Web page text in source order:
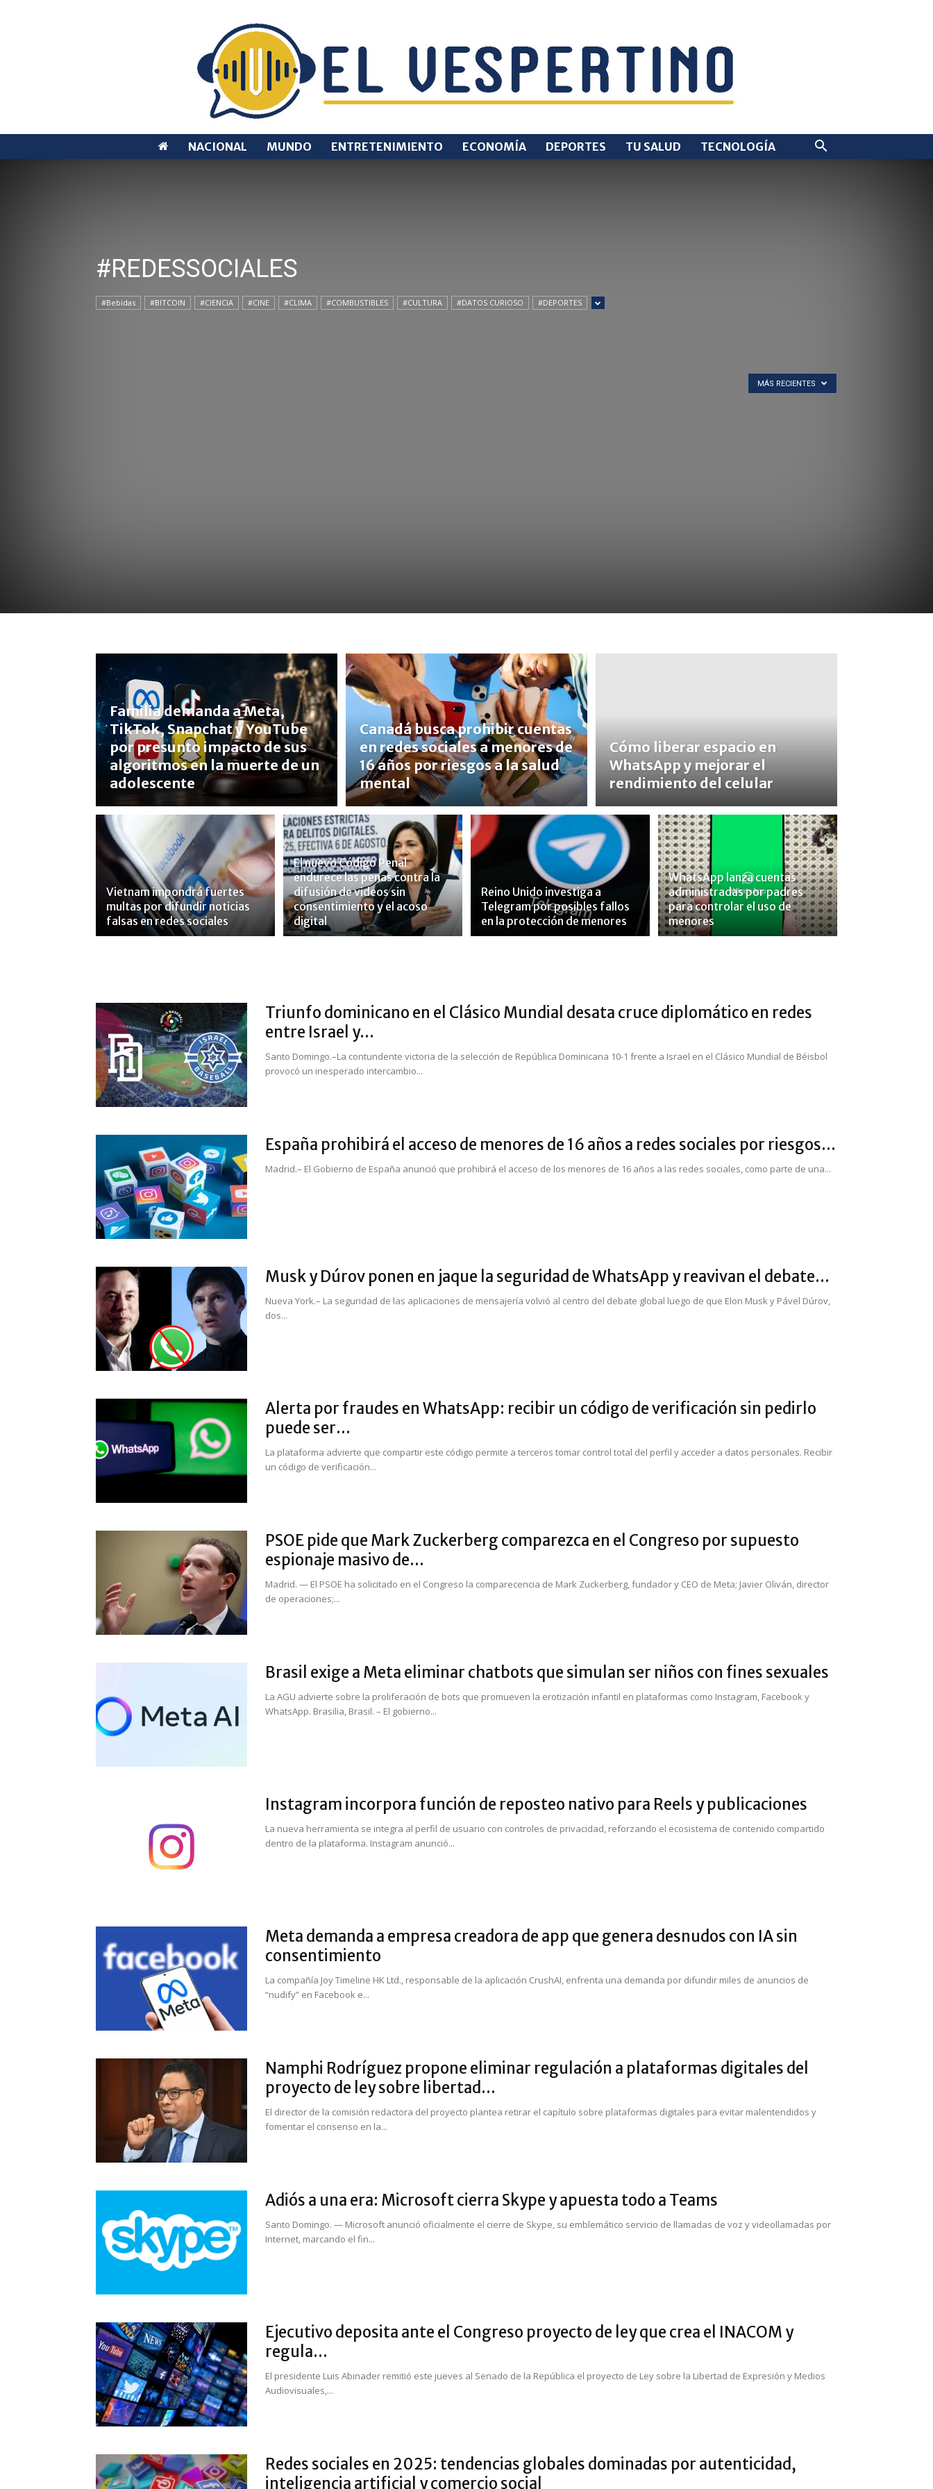
NACIONAL MUNDO ENTRETENIMIENTO ECONOMÍA DEPORTES TU SALUD TECNOLOGÍA
#REDESSOCIALES
#Bebidas #BITCOIN #CIENCIA #CINE #CLIMA #COMBUSTIBLES #CULTURA #DATOS CURIOSO #DEPORTES
MÁS RECIENTES
Familia demanda a Meta,
TikTok, Snapchat y YouTube
por presunto impacto de sus
algoritmos en la muerte de un
adolescente
Canadá busca prohibir cuentas
en redes sociales a menores de
16 años por riesgos a la salud
mental
Cómo liberar espacio en
WhatsApp y mejorar el
rendimiento del celular
Vietnam impondrá fuertes
multas por difundir noticias
falsas en redes sociales
El nuevo Código Penal
endurece las penas contra la
difusión de videos sin
consentimiento y el acoso
digital
Reino Unido investiga a
Telegram por posibles fallos
en la protección de menores
WhatsApp lanza cuentas
administradas por padres
para controlar el uso de
menores
Triunfo dominicano en el Clásico Mundial desata cruce diplomático en redes
entre Israel y...
Santo Domingo.–La contundente victoria de la selección de República Dominicana 10-1 frente a Israel en el Clásico Mundial de Béisbol
provocó un inesperado intercambio...
España prohibirá el acceso de menores de 16 años a redes sociales por riesgos...
Madrid.– El Gobierno de España anunció que prohibirá el acceso de los menores de 16 años a las redes sociales, como parte de una...
Musk y Dúrov ponen en jaque la seguridad de WhatsApp y reavivan el debate...
Nueva York.– La seguridad de las aplicaciones de mensajería volvió al centro del debate global luego de que Elon Musk y Pável Dúrov,
dos...
Alerta por fraudes en WhatsApp: recibir un código de verificación sin pedirlo
puede ser...
La plataforma advierte que compartir este código permite a terceros tomar control total del perfil y acceder a datos personales. Recibir
un código de verificación...
PSOE pide que Mark Zuckerberg comparezca en el Congreso por supuesto
espionaje masivo de...
Madrid. — El PSOE ha solicitado en el Congreso la comparecencia de Mark Zuckerberg, fundador y CEO de Meta; Javier Oliván, director
de operaciones;...
Brasil exige a Meta eliminar chatbots que simulan ser niños con fines sexuales
La AGU advierte sobre la proliferación de bots que promueven la erotización infantil en plataformas como Instagram, Facebook y
WhatsApp. Brasilia, Brasil. – El gobierno...
Instagram incorpora función de reposteo nativo para Reels y publicaciones
La nueva herramienta se integra al perfil de usuario con controles de privacidad, reforzando el ecosistema de contenido compartido
dentro de la plataforma. Instagram anunció...
Meta demanda a empresa creadora de app que genera desnudos con IA sin
consentimiento
La compañía Joy Timeline HK Ltd., responsable de la aplicación CrushAI, enfrenta una demanda por difundir miles de anuncios de
“nudify” en Facebook e...
Namphi Rodríguez propone eliminar regulación a plataformas digitales del
proyecto de ley sobre libertad...
El director de la comisión redactora del proyecto plantea retirar el capítulo sobre plataformas digitales para evitar malentendidos y
fomentar el consenso en la...
Adiós a una era: Microsoft cierra Skype y apuesta todo a Teams
Santo Domingo. — Microsoft anunció oficialmente el cierre de Skype, su emblemático servicio de llamadas de voz y videollamadas por
Internet, marcando el fin...
Ejecutivo deposita ante el Congreso proyecto de ley que crea el INACOM y
regula...
El presidente Luis Abinader remitió este jueves al Senado de la República el proyecto de Ley sobre la Libertad de Expresión y Medios
Audiovisuales,...
Redes sociales en 2025: tendencias globales dominadas por autenticidad,
inteligencia artificial y comercio social